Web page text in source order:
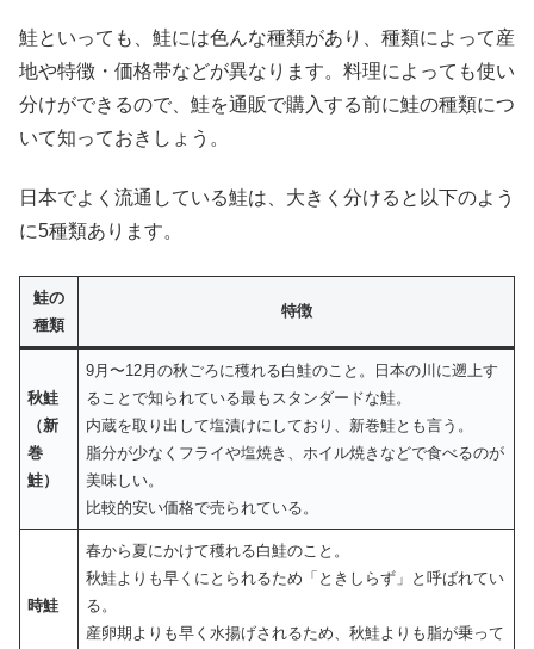
鮭といっても、鮭には色んな種類があり、種類によって産
地や特徴・価格帯などが異なります。料理によっても使い
分けができるので、鮭を通販で購入する前に鮭の種類につ
いて知っておきしょう。
日本でよく流通している鮭は、大きく分けると以下のよう
に5種類あります。
鮭の
種類
特徴
秋鮭
（新
巻
鮭）
9月〜12月の秋ごろに穫れる白鮭のこと。日本の川に遡上す
ることで知られている最もスタンダードな鮭。
内蔵を取り出して塩漬けにしており、新巻鮭とも言う。
脂分が少なくフライや塩焼き、ホイル焼きなどで食べるのが
美味しい。
比較的安い価格で売られている。
時鮭
春から夏にかけて穫れる白鮭のこと。
秋鮭よりも早くにとられるため「ときしらず」と呼ばれてい
る。
産卵期よりも早く水揚げされるため、秋鮭よりも脂が乗って